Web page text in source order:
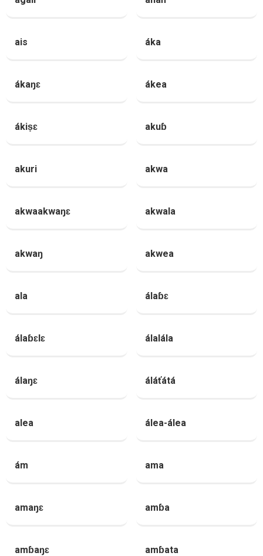
ais áka
ákaŋɛ ákea
ákiṣɛ akuɓ
akuri akwa
akwaakwaŋɛ akwala
akwaŋ akwea
ala álaɓɛ
álaɓɛlɛ álalála
álaŋɛ áláťátá
alea álea-álea
ám ama
amaŋɛ amɓa
amɓaŋɛ amɓata